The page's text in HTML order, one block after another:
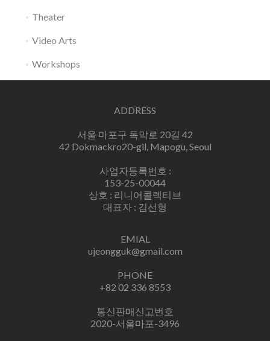
Theater
Video Arts
Workshops
ADDRESS
서울 마포구 독막로 20길 42
42 Dokmackro20-gil, Mapogu, Seoul
사업자등록번호 :
153-25-00044
상호 : 리니어콜렉티브
대표자 : 김선형
EMIAL
ujeongguk@gmail.com
PHONE
+82 02 336 8553
통신판매신고번호
2020-서울마포-3496